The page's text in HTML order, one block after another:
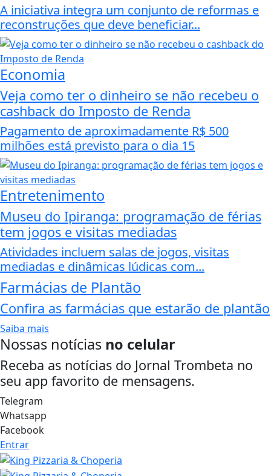
A iniciativa integra um conjunto de reformas e
reconstruções que deve beneficiar...
Economia
Veja como ter o dinheiro se não recebeu o
cashback do Imposto de Renda
Pagamento de aproximadamente R$ 500
milhões está previsto para o dia 15
Entretenimento
Museu do Ipiranga: programação de férias
tem jogos e visitas mediadas
Atividades incluem salas de jogos, visitas
mediadas e dinâmicas lúdicas com...
Farmácias de Plantão
Confira as farmácias que estarão de plantão
Saiba mais
Nossas notícias no celular
Receba as notícias do Jornal Trombeta no
seu app favorito de mensagens.
Telegram
Whatsapp
Facebook
Entrar